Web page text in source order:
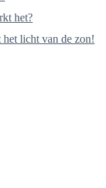
het?
licht van de zon!